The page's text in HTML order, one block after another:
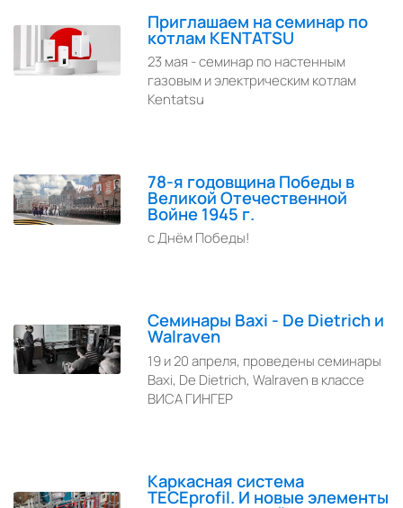
Приглашаем на семинар по
котлам KENTATSU
23 мая - семинар по настенным
газовым и электрическим котлам
Kentatsu
78-я годовщина Победы в
Великой Отечественной
Войне 1945 г.
с Днём Победы!
Семинары Baxi - De Dietrich и
Walraven
19 и 20 апреля, проведены семинары
Baxi, De Dietrich, Walraven в классе
ВИСА ГИНГЕР
Каркасная система
TECEprofil. И новые элементы